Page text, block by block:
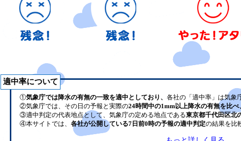
適中率について
①気象庁では降水の有無の一致を適中としており、 各社の「適中率」は気象
②気象庁では、その日の予報と実際の24時間中の1mm以上降水の有無を比べ
③適中判定の代表地点として、気象庁の定める地点である東京都千代田区北
④本サイトでは、 各社が公開している7日前0時の予報の適中判定の結果を比